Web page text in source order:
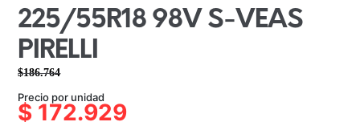
225/55R18 98V S-VEAS
PIRELLI
$186.764
precio
precio
Precio por unidad
$ 172.929